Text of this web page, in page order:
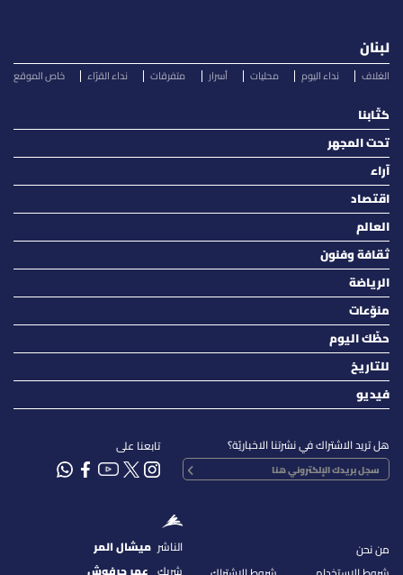
لبنان
الغلاف نداء اليوم محليات أسرار متفرقات نداء القرّاء خاص الموقع
كتّابنا
تحت المجهر
آراء
اقتصاد
العالم
ثقافة وفنون
الرياضة
منوّعات
حظّك اليوم
للتاريخ
فيديو
هل تريد الاشتراك في نشرتنا الاخباريّة؟ تابعنا على
من نحن
الناشر ميشال المر
شريك عمر حرفوش